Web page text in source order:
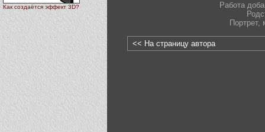
Как создаётся эффект 3D?
Работа
Портрет,
<< На страницу автора